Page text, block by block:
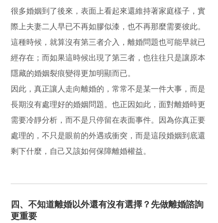
很多婚姻到了後來，表面上看起來還維持著家庭樣子，實
際上夫妻二人早已不再如膠似漆，也不再那麼需要彼此。
這種時候，就算沒有第三者介入，離婚問題也可能早就已
經存在；而如果這時候出現了第三者，也往往只是讓原本
隱藏的婚姻裂痕變得更加明顯而已。
因此，真正讓人走向離婚的，常常不是某一件大事，而是
長期沒有處理好的婚姻問題。也正因如此，面對離婚時更
需要冷靜分析，而不是只停留在表面事件。因為你真正要
處理的，不只是眼前的外遇或衝突，而是這段婚姻到底還
剩下什麼，自己又該如何保障離婚權益。
四、不知道離婚以外還有沒有選擇？先做離婚諮詢
更重要